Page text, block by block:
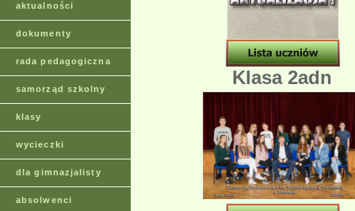
aktualności
dokumenty
rada pedagogiczna
samorząd szkolny
klasy
wycieczki
dla gimnazjalisty
absolwenci
Klasa2adn